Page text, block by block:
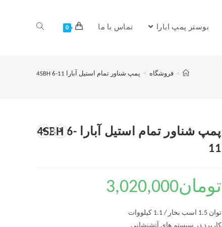
بوستر پمپ ابارا تماس با ما 0
> فروشگاه > پمپ شناور تمام استیل آبارا 4SBH 6-11
پمپ شناور تمام استیل آبارا 4SBH 6-
11
تومان3,020,000
توان 1.5 اسب بخار / 1.1 کیلووات